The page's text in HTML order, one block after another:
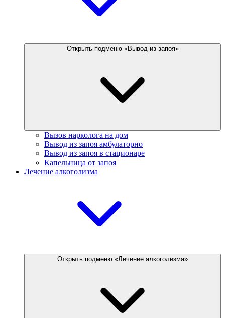
Открыть подменю «Вывод из запоя»
Вызов нарколога на дом
Вывод из запоя амбулаторно
Вывод из запоя в стационаре
Капельница от запоя
Лечение алкоголизма
Открыть подменю «Лечение алкоголизма»